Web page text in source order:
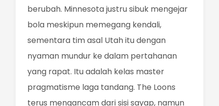
berubah. Minnesota justru sibuk mengejar
bola meskipun memegang kendali,
sementara tim asal Utah itu dengan
nyaman mundur ke dalam pertahanan
yang rapat. Itu adalah kelas master
pragmatisme laga tandang. The Loons
terus mengancam dari sisi sayap, namun